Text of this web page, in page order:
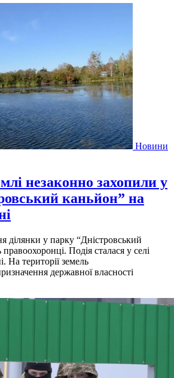
Новини
незаконно захопили у
каньйон” на
ділянки у парку “Дністровський
Подія сталася у селі
На території земель
державної власності